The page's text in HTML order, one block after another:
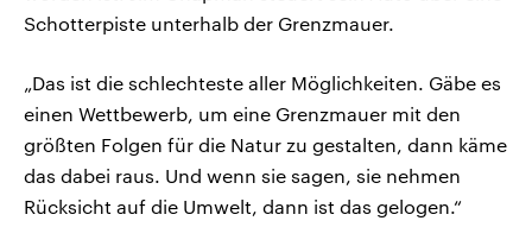
Schotterpiste unterhalb der Grenzmauer.
„Das ist die schlechteste aller Möglichkeiten. Gäbe es
einen Wettbewerb, um eine Grenzmauer mit den
größten Folgen für die Natur zu gestalten, dann käme
das dabei raus. Und wenn sie sagen, sie nehmen
Rücksicht auf die Umwelt, dann ist das gelogen.“